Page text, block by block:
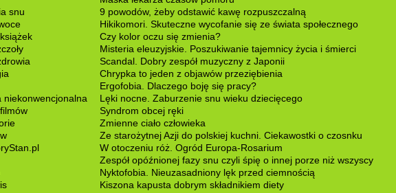
snu
niekonwencjonalna
9 powodów, żeby odstawić kawę rozpuszczalną
Hikikomori. Skuteczne wycofanie się ze świata społecznego
Czy kolor oczu się zmienia?
Misteria eleuzyjskie. Poszukiwanie tajemnicy życia i śmierci
Scandal. Dobry zespół muzyczny z Japonii
Chrypka to jeden z objawów przeziębienia
Ergofobia. Dlaczego boję się pracy?
Lęki nocne. Zaburzenie snu wieku dziecięcego
Syndrom obcej ręki
Zmienne ciało człowieka
Ze starożytnej Azji do polskiej kuchni. Ciekawostki o czosnku
W otoczeniu róż. Ogród Europa-Rosarium
Zespół opóźnionej fazy snu czyli śpię o innej porze niż wszyscy
Nyktofobia. Nieuzasadniony lęk przed ciemnością
Kiszona kapusta dobrym składnikiem diety